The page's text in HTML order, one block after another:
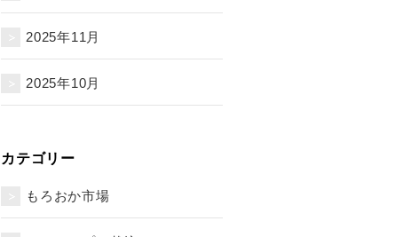
2025年11月
2025年10月
カテゴリー
もろおか市場